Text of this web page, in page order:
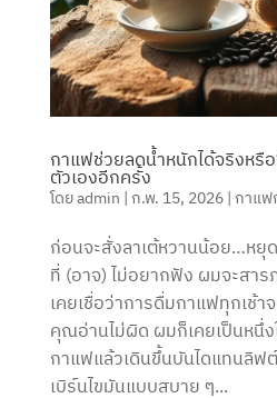
กาแฟช่วยลดน้ำหนักได้จริงหรือ
ตัวเองอีกครั้ง
โดยadmin | ก.พ. 15, 2026| กาแฟ
ก่อนจะสั่งลาเต้หวานน้อย…หยุ
ที่ (อาจ) ไม่อยากฟัง ผมจะสา
เคยเชื่อว่าการดื่มกาแฟทุกเช้า
คุณอ่านไม่ผิด ผมก็เคยเป็นหนึ่
กาแฟแล้วเดินขึ้นบันไดแทนลิฟ
เบิร์นไขมันแบบสบาย ๆ...